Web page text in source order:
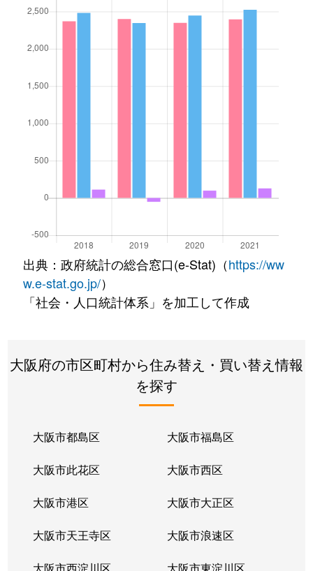
出典：政府統計の総合窓口(e-Stat)（https://ww
w.e-stat.go.jp/）
「社会・人口統計体系」を加工して作成
大阪府の市区町村から住み替え・買い替え情報
を探す
大阪市都島区 大阪市福島区
大阪市此花区 大阪市西区
大阪市港区 大阪市大正区
大阪市天王寺区 大阪市浪速区
大阪市西淀川区 大阪市東淀川区